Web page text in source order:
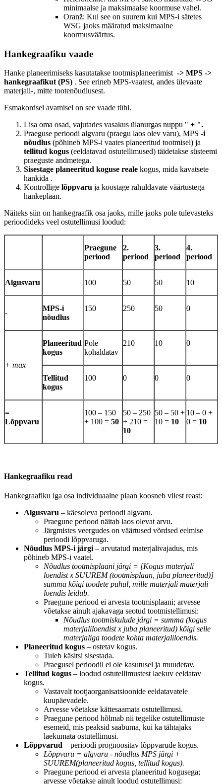
minimaalse ja maksimaalse koormuse vahel.
Oranž: Kui see on suurem kui MPS-i sätetes
WSG jaoks määratud maksimaalne
koormusväärtus.
Hankegraafiku vaade
Hanke planeerimiseks kasutatakse tootmisplaneerimist -> MPS ->
hankegraafikut (PS) . See erineb MPS-vaatest, andes ülevaate
materjali-, mitte tootenõudlusest.
Esmakordsel avamisel on see vaade tühi.
Lisa oma osad, vajutades vasakus ülanurgas nuppu " + ".
Praeguse perioodi algvaru (praegu laos olev varu), MPS -i
nõudlus (põhineb MPS-i vaates planeeritud tootmisel) ja
tellitud kogus (eeldatavad ostutellimused) täidetakse süsteemi
praeguste andmetega.
Sisestage planeeritud koguse reale kogus, mida kavatsete
hankida .
Kontrollige lõppvaru ja koostage rahuldavate väärtustega
hankeplaan.
Näiteks siin on hankegraafik osa jaoks, mille jaoks pole tulevasteks
perioodideks veel ostutellimusi loodud:
Praegune
periood
2.
periood
3.
periood
4.
periood
Algusvaru 100 50 50 10
-
MPS-i
nõudlus
150 250 50 0
+ max
Planeeritud
kogus
Pole
kohaldatav
210 10 0
Tellitud
kogus
100 0 0 0
=
Lõppvaru
100 – 150
+ 100 = 50
50 – 250
+ 210 =
10
50 – 50 +
10 = 10
10 – 0 +
0 = 10
Hankegraafiku read
Hankegraafiku iga osa individuaalne plaan koosneb viiest reast:
Algusvaru – käesoleva perioodi algvaru.
Praegune periood näitab laos olevat arvu.
Järgmistes veergudes on väärtused võrdsed eelmise
perioodi lõppvaruga.
Nõudlus MPS-i järgi – arvutatud materjalivajadus, mis
põhineb MPS-i vaatel.
Nõudlus tootmisplaani järgi = [Kogus materjali
loendist x SUUREM (tootmisplaan, juba planeeritud)]
summa kõigi toodete puhul, mille materjali materjali
loendis leidub.
Praegune periood ei arvesta tootmisplaani; arvesse
võetakse ainult ajakavaga seotud tootmistellimusi:
Nõudlus tootmiskulude järgi = summa (kogus
materjaliloendist x juba planeeritud) kõigi selle
materjaliga toodete kohta materjaliloendis.
Planeeritud kogus – ostetav kogus.
Tuleb käsitsi sisestada.
Praegusel perioodil ei ole kasutusel ja muudetav.
Tellitud kogus – loodud ostutellimustest laekuv eeldatav
kogus.
Vastavalt tootjaorganisatsioonide eeldatavatele
kuupäevadele.
Arvesse võetakse kättesaamata ostutellimusi.
Praegune periood hõlmab nii tegelike ostutellimuste
esemeid, mis peaksid saabuma, kui ka tähtajaks
laekumata ostutellimusi.
Lõppvarud – perioodi prognoositav lõppvarude kogus.
Lõppvaru = algvaru - nõudlus MPS järgi +
SUUREM(planeeritud kogus, tellitud kogus).
Praegune periood ei arvesta planeeritud kogusega;
arvesse võetakse ainult loodud ostutellimusi: